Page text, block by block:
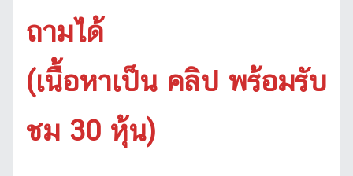
ถามได้
(เนื้อหาเป็น คลิป พร้อมรับ
ชม 30 หุ้น)